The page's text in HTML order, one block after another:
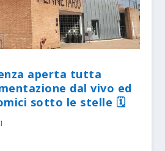
aperta tutta
dal vivo ed
sotto le stelle 🗓